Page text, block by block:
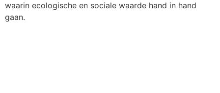
waarin ecologische en sociale waarde hand in hand
gaan.